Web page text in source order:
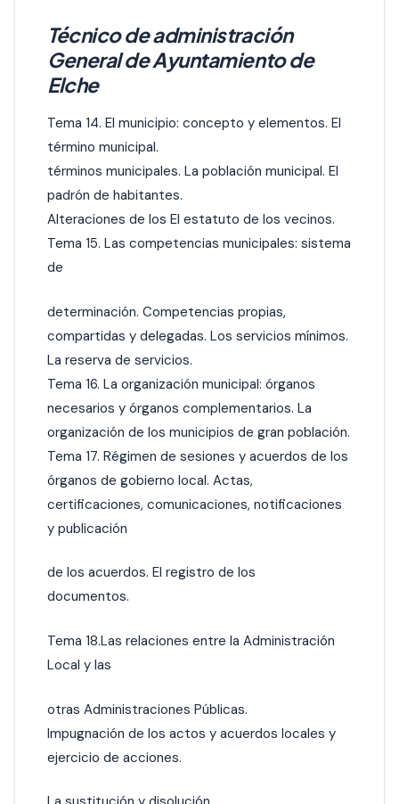
Técnico de administración
General de Ayuntamiento de
Elche
Tema 14. El municipio: concepto y elementos. El
término municipal.
términos municipales. La población municipal. El
padrón de habitantes.
Alteraciones de los El estatuto de los vecinos.
Tema 15. Las competencias municipales: sistema
de
determinación. Competencias propias,
compartidas y delegadas. Los servicios mínimos.
La reserva de servicios.
Tema 16. La organización municipal: órganos
necesarios y órganos complementarios. La
organización de los municipios de gran población.
Tema 17. Régimen de sesiones y acuerdos de los
órganos de gobierno local. Actas,
certificaciones, comunicaciones, notificaciones
y publicación
de los acuerdos. El registro de los
documentos.
Tema 18.Las relaciones entre la Administración
Local y las
otras Administraciones Públicas.
lmpugnación de los actos y acuerdos locales y
ejercicio de acciones.